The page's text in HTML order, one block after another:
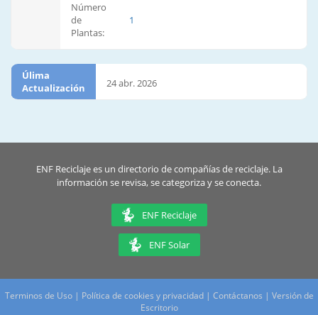
Número
de
Plantas:
1
Úlima
Actualización
24 abr. 2026
ENF Reciclaje es un directorio de compañías de reciclaje. La
información se revisa, se categoriza y se conecta.
ENF Reciclaje
ENF Solar
Terminos de Uso| Política de cookies y privacidad| Contáctanos | Versión de
Escritorio